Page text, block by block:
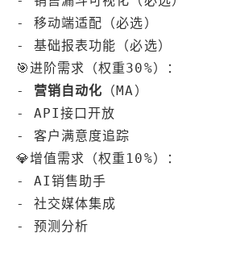
-
-
基础报表功能（必选）
-
营销自动化
-
-
客户满意度追踪
-
-
-
预测分析